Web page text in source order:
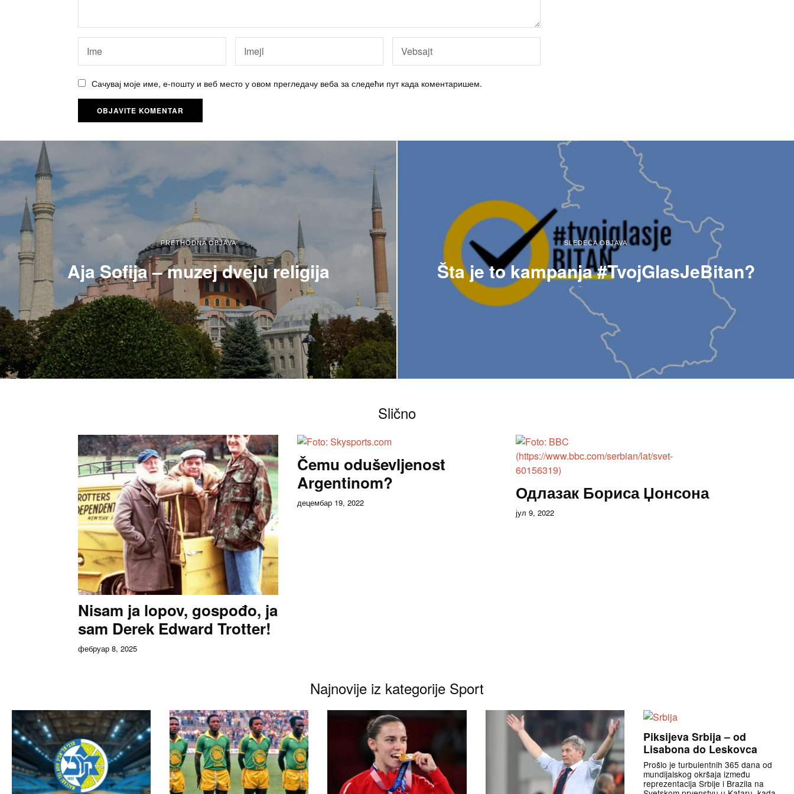
Сачувај моје име, е-пошту и веб место у овом прегледачу веба за следећи пут када коментаришем.
PRETHODNA OBJAVA
Aja Sofija – muzej dveju religija
SLEDEĆA OBJAVA
Šta je to kampanja #TvojGlasJeBitan?
Slično
Nisam ja lopov, gospođo, ja
sam Derek Edward Trotter!
фебруар 8, 2025
Čemu oduševljenost
Argentinom?
децембар 19, 2022 Одлазак Бориса Џонсона
јул 9, 2022
Najnovije iz kategorije Sport
Piksijeva Srbija – od
Lisabona do Leskovca
Prošlo je turbulentnih 365 dana od
mundijalskog okršaja između
reprezentacija Srbije i Brazila na